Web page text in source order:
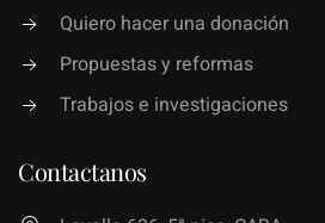
Quiero hacer una donación
Propuestas y reformas
Trabajos e investigaciones
Contactanos